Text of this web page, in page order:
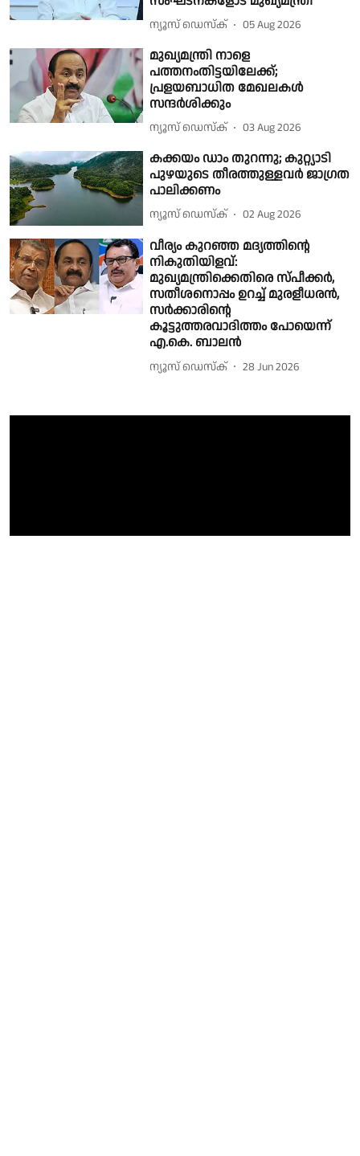
ന്യൂസ് ഡെസ്ക് 05 Aug 2026
മുഖ്യമന്ത്രി നാളെ
പത്തനംതിട്ടയിലേക്ക്;
പ്രളയബാധിത മേഖലകൾ
സന്ദർശിക്കും
ന്യൂസ് ഡെസ്ക് 03 Aug 2026
കക്കയം ഡാം തുറന്നു; കുറ്റ്യാടി
പുഴയുടെ തീരത്തുള്ളവർ ജാഗ്രത
പാലിക്കണം
ന്യൂസ് ഡെസ്ക് 02 Aug 2026
വീര്യം കുറഞ്ഞ മദ്യത്തിൻ്റെ
നികുതിയിളവ്:
മുഖ്യമന്ത്രിക്കെതിരെ സ്പീക്കർ,
സതീശനൊപ്പം ഉറച്ച് മുരളീധരൻ,
സർക്കാരിൻ്റെ
കൂട്ടുത്തരവാദിത്തം പോയെന്ന്
എ.കെ. ബാലൻ
ന്യൂസ് ഡെസ്ക് 28 Jun 2026